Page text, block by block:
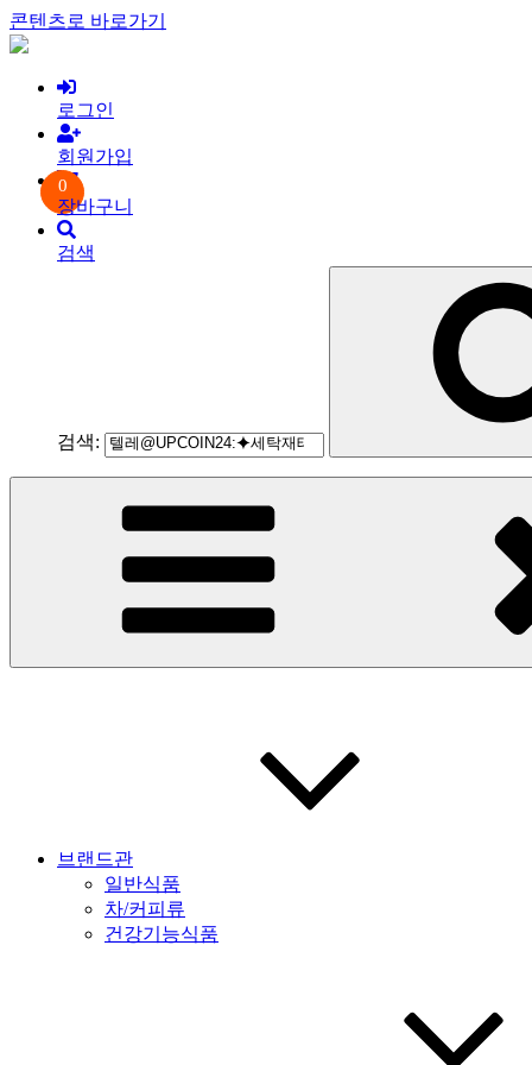
콘텐츠로 바로가기
로그인
회원가입
0
장바구니
검색
검색:
브랜드관
일반식품
차/커피류
건강기능식품